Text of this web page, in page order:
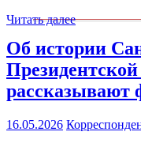
Читать далее
Об истории
Президентской
рассказывают
16.05.2026